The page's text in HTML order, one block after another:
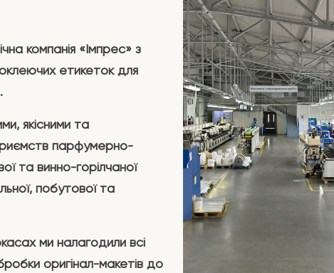
компанія «Імпрес» з
етикеток для
якісними та
парфумерно-
та винно-горілчаної
побутової та
ми налагодили всі
оригінал-макетів до